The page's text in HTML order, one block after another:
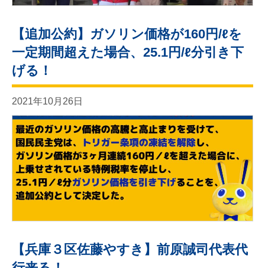
【追加公約】ガソリン価格が160円/ℓを
一定期間超えた場合、25.1円/ℓ分引き下
げる！
2021年10月26日
【兵庫３区佐藤やすき】前原誠司代表代